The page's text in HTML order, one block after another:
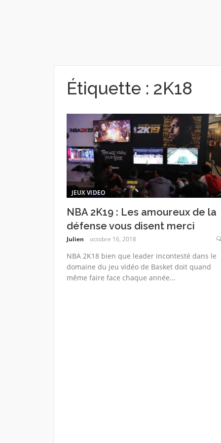
Étiquette : 2K18
JEUX VIDEO
NBA 2K19 : Les amoureux de la
défense vous disent merci
Julien octobre 16, 2018
NBA 2K18 bien que leader incontesté dans le
domaine du jeu vidéo de Basket doit quand
même faire face chaque année...